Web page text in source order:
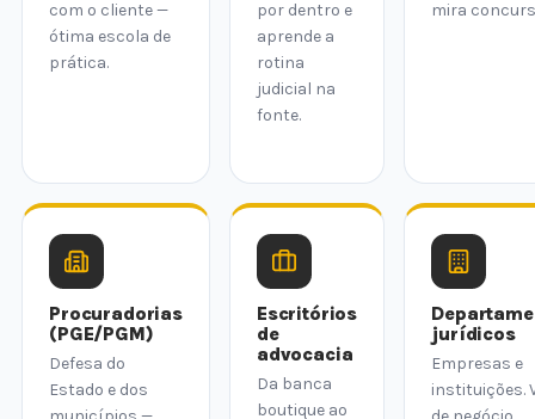
com o cliente —
ótima escola de
prática.
por dentro e
aprende a
rotina
judicial na
fonte.
mira
Procuradorias
(PGE/PGM)
Defesa do
Estado e dos
Escritórios
de
advocacia
Da banca
boutique ao
jurídicos
Empresas e
instituições.